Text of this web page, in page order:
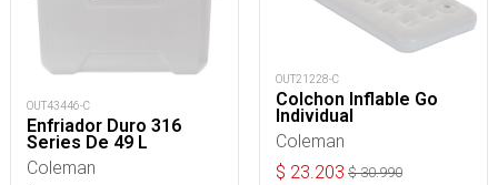
OUT43446-C
Enfriador Duro 316
Series De 49 L
Coleman
OUT21228-C
Colchon Inflable Go
Individual
Coleman
$ 23.203 $30.990